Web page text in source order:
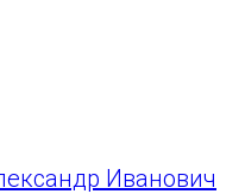
Иванович